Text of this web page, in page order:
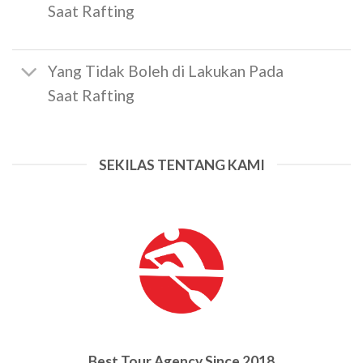
Saat Rafting
Yang Tidak Boleh di Lakukan Pada
Saat Rafting
SEKILAS TENTANG KAMI